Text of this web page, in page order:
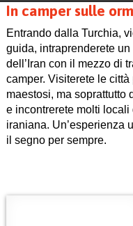
In camper sulle
Entrando dalla Turchia,
guida, intraprenderete
dell’Iran con il mezzo di
camper. Visiterete le
maestosi, ma soprattutto
e incontrerete molti
iraniana. Un’esperienza
il segno per sempre.